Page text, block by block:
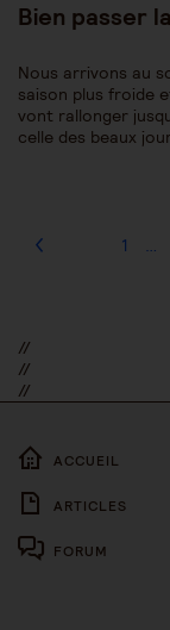
Bien passer
Nous arrivons au
saison plus froide
vont rallonger
celle des beaux
1 …
//
//
//
ACCUEIL
ARTICLES
FORUM